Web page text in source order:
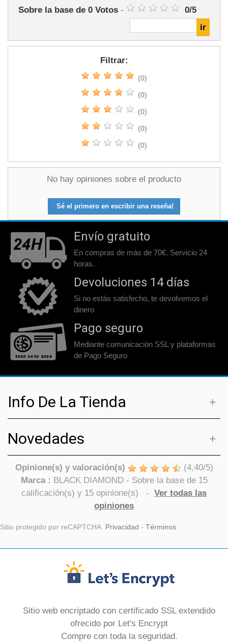
Sobre la base de 0 Votos - 0/5
Filtrar:
(0)
(0)
(0)
(0)
(0)
No hay opiniones sobre el producto
Sé el primero en escribir una reseña!
Envío gratuito
En compras de más de 70€. Servicio 24
horas.
Devoluciones 14 días
Si no estás satisfecho, te devolvemos el
dinero
Pago seguro
Mediante comunicación SSL y plataformas
de Pago Seguro
Info De La Tienda
Novedades
Opinione(s) y valoración(s) (4,40/5)
Marca : BLACK DIAMOND- Sobre la base de 15
calificación(s) y 15 opinione(s) - Ver todas las
opiniones
Sitio protegido por reCAPTCHA. Privacidad - Términos
Sitio web encriptado con certificado SSL extendido
ofrecido por Let's Encrypt
Compre con toda la seguridad.